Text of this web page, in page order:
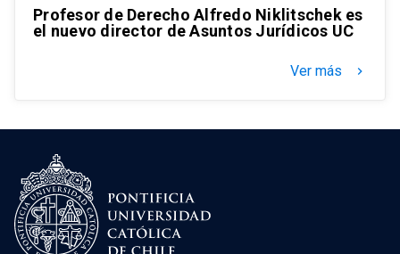
Profesor de Derecho Alfredo Niklitschek es
el nuevo director de Asuntos Jurídicos UC
Ver más keyboard_arrow_right